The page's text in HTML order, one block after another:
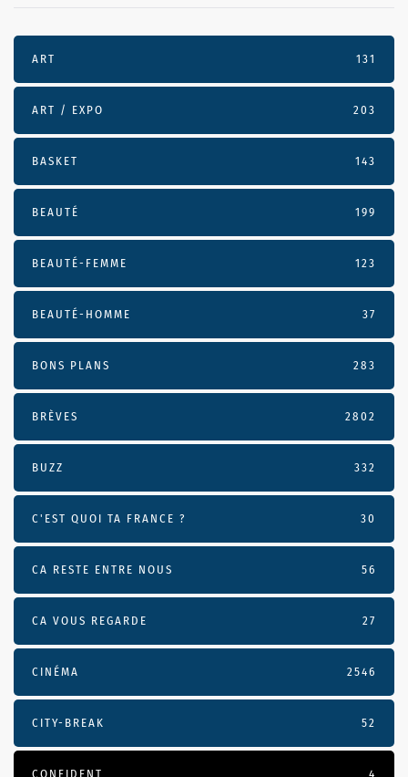
ART 131
ART / EXPO 203
BASKET 143
BEAUTÉ 199
BEAUTÉ-FEMME 123
BEAUTÉ-HOMME 37
BONS PLANS 283
BRÈVES 2802
BUZZ 332
C'EST QUOI TA FRANCE ? 30
CA RESTE ENTRE NOUS 56
CA VOUS REGARDE 27
CINÉMA 2546
CITY-BREAK 52
CONFIDENT 4